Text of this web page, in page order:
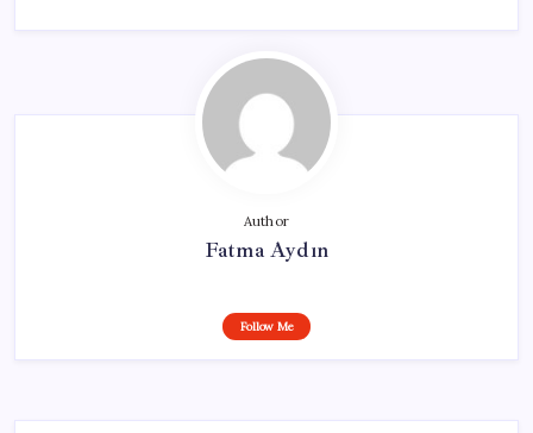
Author
Fatma Aydın
Follow Me